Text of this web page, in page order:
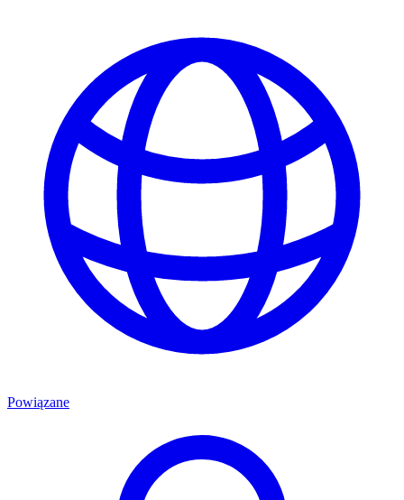
Powiązane